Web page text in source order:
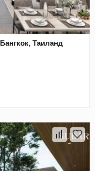
Таиланд